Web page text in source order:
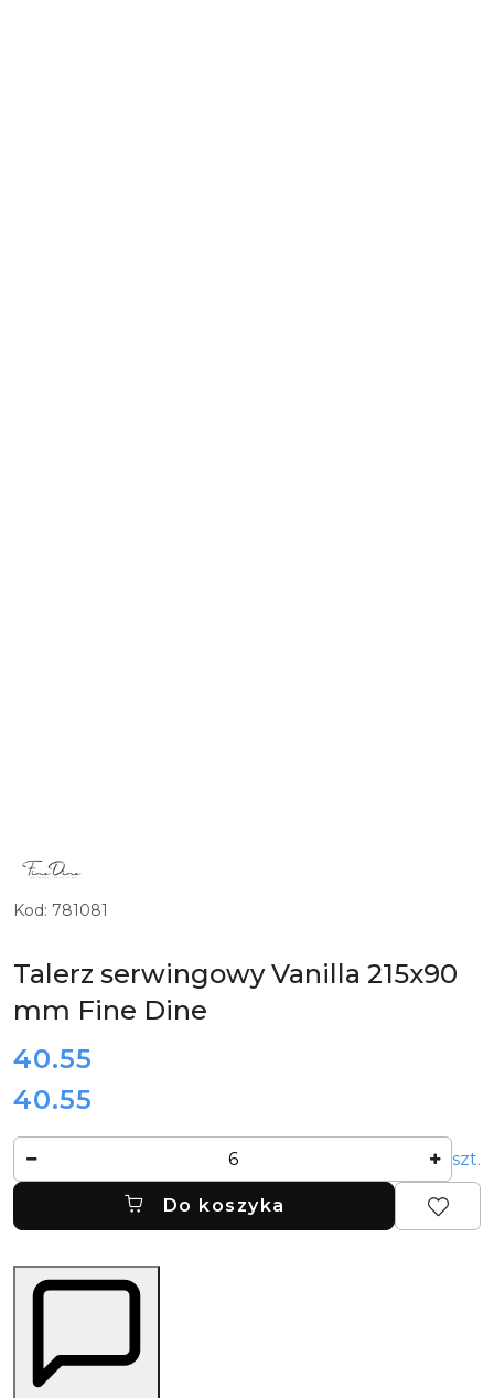
MARKI
EKSKLUZYWNEJ
ZASTAWY
STOŁOWEJ
FINE
DINE
Kod: 781081
Talerz serwingowy Vanilla 215x90
mm Fine Dine
cena:
40.55
Cena:
40.55
szt.
Do koszyka